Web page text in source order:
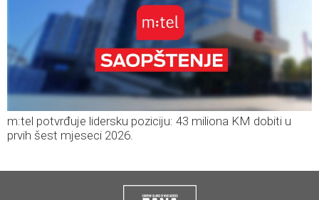
m:tel potvrđuje lidersku poziciju: 43 miliona KM dobiti u
prvih šest mjeseci 2026.